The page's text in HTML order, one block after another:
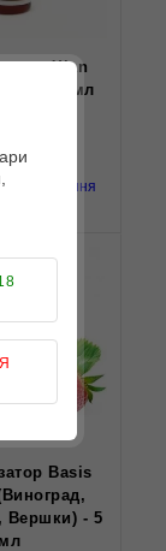
Xian
5 мл
надходження
Basis
Вершки) - 5
мл